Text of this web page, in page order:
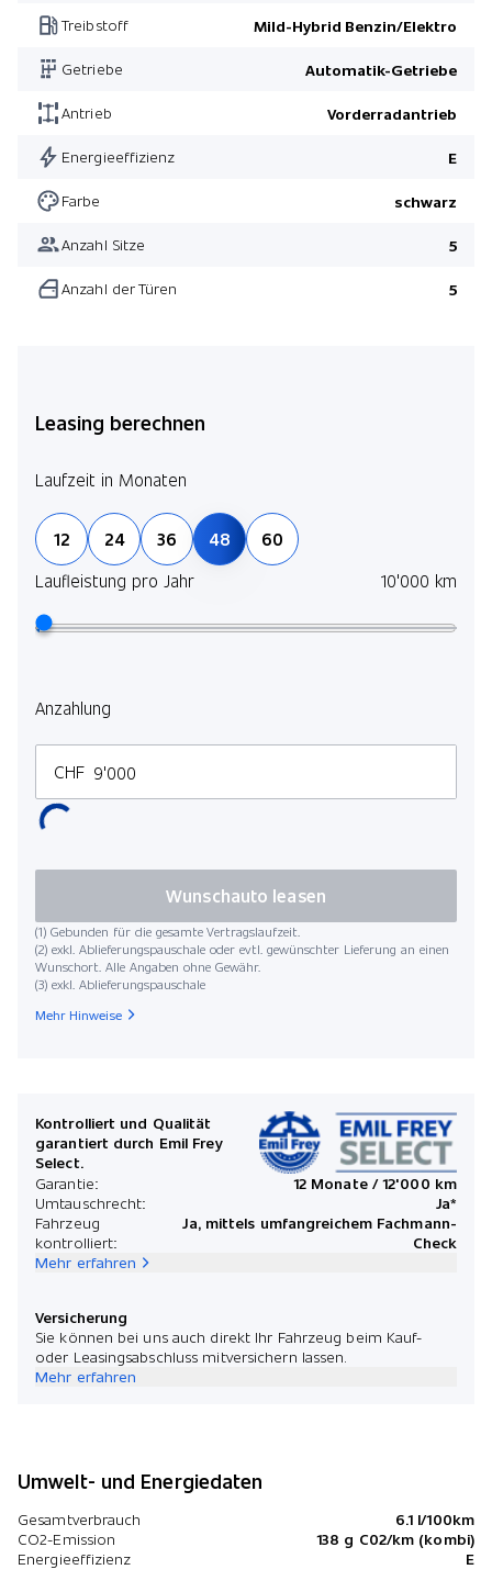
Treibstoff Mild-Hybrid Benzin/Elektro
Getriebe Automatik-Getriebe
Antrieb Vorderradantrieb
Energieeffizienz E
Farbe schwarz
Anzahl Sitze 5
Anzahl der Türen 5
Leasing berechnen
Laufzeit in Monaten
12 24 36 48
60
Laufleistung pro Jahr
10'000 km
Anzahlung
CHF
(1) Gebunden für die gesamte Vertragslaufzeit.
(2) exkl. Ablieferungspauschale oder evtl. gewünschter Lieferung an einen
Wunschort. Alle Angaben ohne Gewähr.
(3) exkl. Ablieferungspauschale
Wunschauto leasen
Mehr Hinweise
Kontrolliert und Qualität
garantiert durch Emil Frey
Select.
Garantie:
12 Monate / 12'000 km
Umtauschrecht:
Ja*
Fahrzeug
kontrolliert:
Ja, mittels umfangreichem Fachmann-
Check
Mehr erfahren
Versicherung
Sie können bei uns auch direkt Ihr Fahrzeug beim Kauf-
oder Leasingsabschluss mitversichern lassen.
Mehr erfahren
Umwelt- und Energiedaten
Gesamtverbrauch
6.1 l/100km
CO2-Emission
138 g C02/km (kombi)
Energieeffizienz
E